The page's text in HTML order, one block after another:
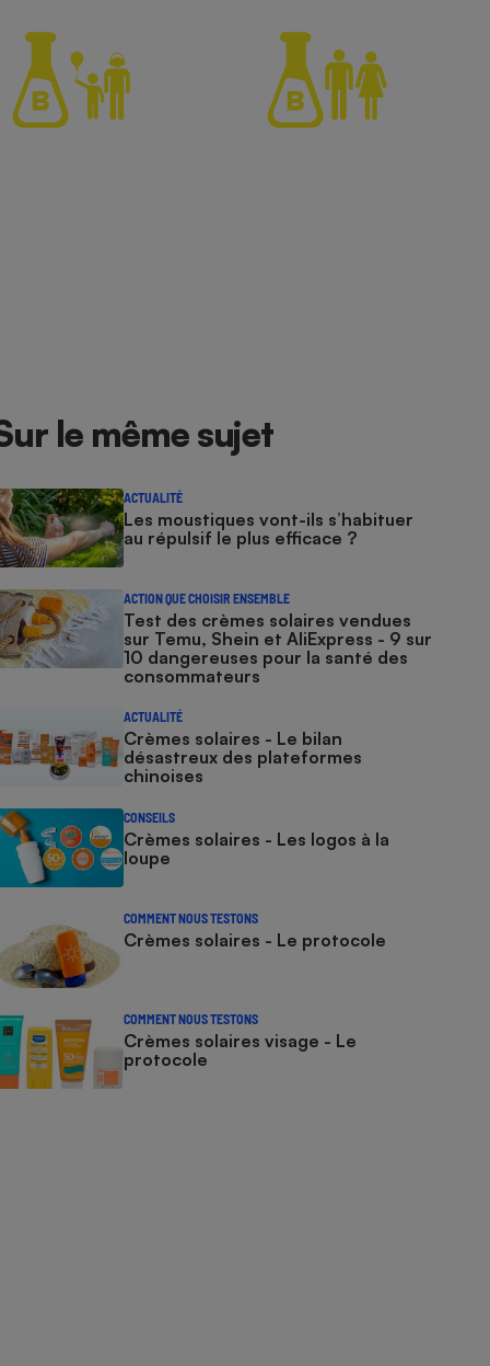
le même sujet
ACTUALITÉ
Les moustiques vont-ils s’habituer
au répulsif le plus efficace ?
ACTION QUE CHOISIR ENSEMBLE
Test des crèmes solaires vendues
sur Temu, Shein et AliExpress - 9 sur
10 dangereuses pour la santé des
consommateurs
ACTUALITÉ
Crèmes solaires - Le bilan
désastreux des plateformes
chinoises
CONSEILS
Crèmes solaires - Les logos à la
loupe
COMMENT NOUS TESTONS
Crèmes solaires - Le protocole
COMMENT NOUS TESTONS
Crèmes solaires visage - Le
protocole